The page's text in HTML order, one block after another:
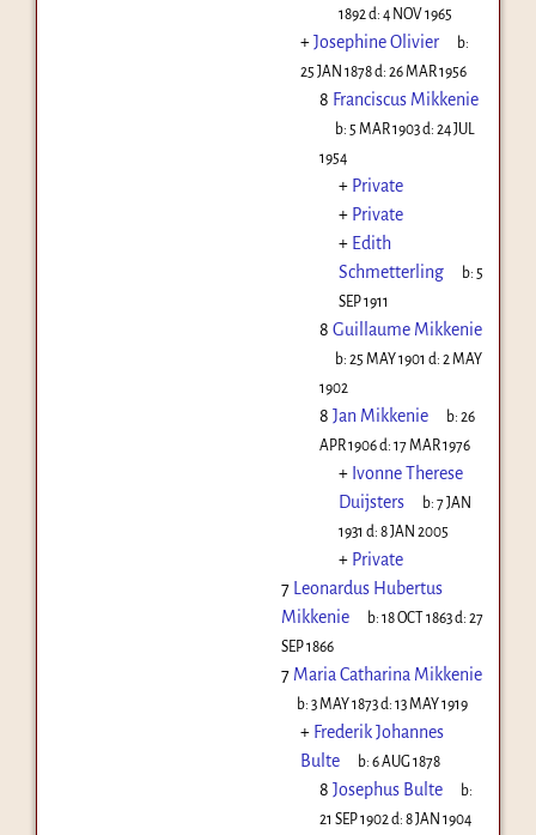
1892 d: 4 NOV 1965
+Josephine Olivier
b:
25 JAN 1878d: 26 MAR 1956
8 Franciscus Mikkenie
b: 5 MAR 1903d:24 JUL
1954
+ Private
+ Private
+ Edith
Schmetterling
b: 5
SEP 1911
8 Guillaume Mikkenie
b:25 MAY 1901 d:2 MAY
1902
8 Jan Mikkenie b:26
APR 1906d: 17 MAR 1976
+ Ivonne Therese
Duijsters
b:7 JAN
1931 d: 8 JAN 2005
+ Private
7 Leonardus Hubertus
Mikkenie
b:18 OCT 1863d:27
SEP 1866
7 Maria Catharina Mikkenie
b:3 MAY 1873d:13 MAY 1919
+ Frederik Johannes
Bulte
b:6 AUG 1878
8 Josephus Bulte
b:
21 SEP 1902 d: 8 JAN 1904